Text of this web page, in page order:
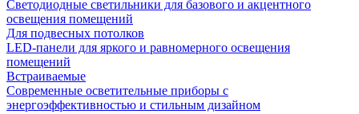
Светодиодные светильники для базового и акцентного
освещения помещений
Для подвесных потолков
LED-панели для яркого и равномерного освещения
помещений
Встраиваемые
Современные осветительные приборы с
энергоэффективностью и стильным дизайном